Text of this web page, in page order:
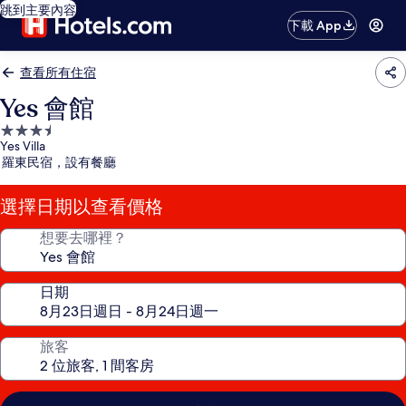
跳到主要內容
下載 App
查看所有住宿
Yes 會館
3.5
星
級
住
宿
Yes Villa
羅東民宿，設有餐廳
選擇日期以查看價格
想要去哪裡？
日期
旅客